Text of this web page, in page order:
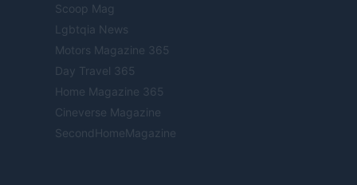
Scoop Mag
Lgbtqia News
Motors Magazine 365
Day Travel 365
Home Magazine 365
Cineverse Magazine
SecondHomeMagazine